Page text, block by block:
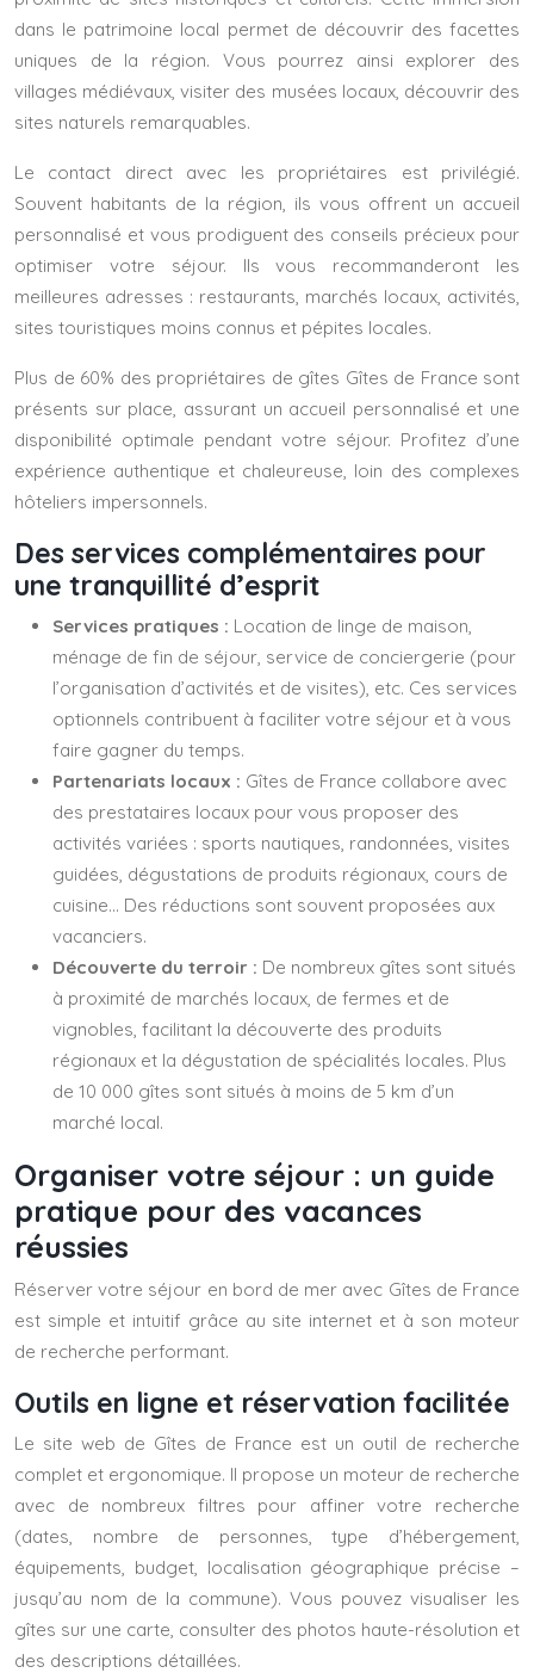
dans le patrimoine local permet de découvrir des facettes
uniques de la région. Vous pourrez ainsi explorer des
villages médiévaux, visiter des musées locaux, découvrir des
sites naturels remarquables.
Le contact direct avec les propriétaires est privilégié.
Souvent habitants de la région, ils vous offrent un accueil
personnalisé et vous prodiguent des conseils précieux pour
optimiser votre séjour. Ils vous recommanderont les
meilleures adresses : restaurants, marchés locaux, activités,
sites touristiques moins connus et pépites locales.
Plus de 60% des propriétaires de gîtes Gîtes de France sont
présents sur place, assurant un accueil personnalisé et une
disponibilité optimale pendant votre séjour. Profitez d’une
expérience authentique et chaleureuse, loin des complexes
hôteliers impersonnels.
Des services complémentaires pour
une tranquillité d’esprit
Services pratiques : Location de linge de maison,
ménage de fin de séjour, service de conciergerie (pour
l’organisation d’activités et de visites), etc. Ces services
optionnels contribuent à faciliter votre séjour et à vous
faire gagner du temps.
Partenariats locaux : Gîtes de France collabore avec
des prestataires locaux pour vous proposer des
activités variées : sports nautiques, randonnées, visites
guidées, dégustations de produits régionaux, cours de
cuisine… Des réductions sont souvent proposées aux
vacanciers.
Découverte du terroir : De nombreux gîtes sont situés
à proximité de marchés locaux, de fermes et de
vignobles, facilitant la découverte des produits
régionaux et la dégustation de spécialités locales. Plus
de 10 000 gîtes sont situés à moins de 5 km d’un
marché local.
Organiser votre séjour : un guide
pratique pour des vacances
réussies
Réserver votre séjour en bord de mer avec Gîtes de France
est simple et intuitif grâce au site internet et à son moteur
de recherche performant.
Outils en ligne et réservation facilitée
Le site web de Gîtes de France est un outil de recherche
complet et ergonomique. Il propose un moteur de recherche
avec de nombreux filtres pour affiner votre recherche
(dates, nombre de personnes, type d’hébergement,
équipements, budget, localisation géographique précise –
jusqu’au nom de la commune). Vous pouvez visualiser les
gîtes sur une carte, consulter des photos haute-résolution et
des descriptions détaillées.